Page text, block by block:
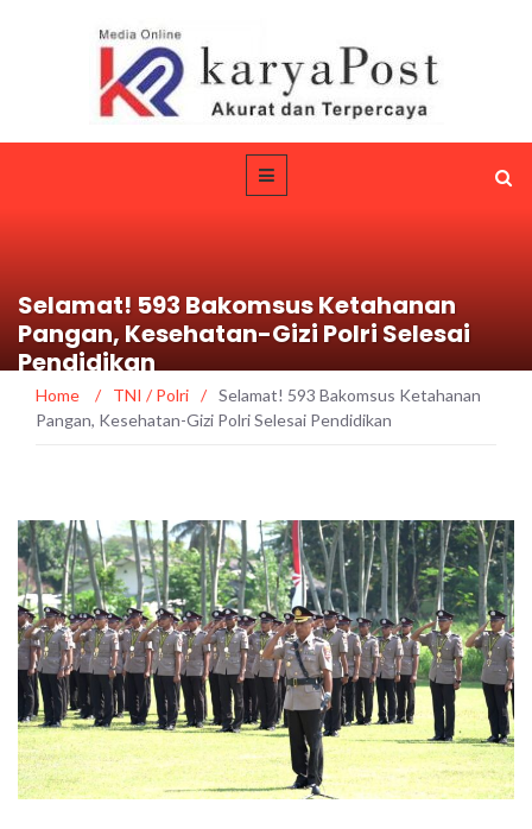
Selamat! 593 Bakomsus Ketahanan
Pangan, Kesehatan-Gizi Polri Selesai
Pendidikan
Home / TNI / Polri / Selamat! 593 Bakomsus Ketahanan
Pangan, Kesehatan-Gizi Polri Selesai Pendidikan